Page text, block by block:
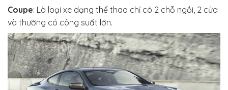
Coupe: Là loại xe dạng thể thao chỉ có 2 chỗ ngồi, 2 cửa
và thường có công suất lớn.